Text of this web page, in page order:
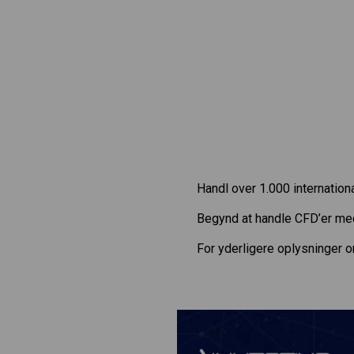
Handl over 1.000
Begynd at handle CFD’er
For yderligere oplysninger